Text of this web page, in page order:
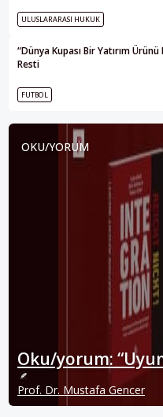
ULUSLARARASI HUKUK
“Dünya Kupası Bir Yatırım
Resti
FUTBOL
OKU/YORUM
Oku/yorum:
Prof. Dr. Mustafa Gencer